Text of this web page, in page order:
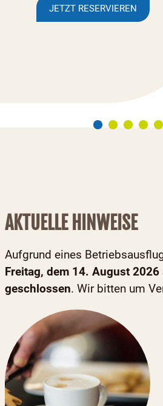
JETZT RESERVIEREN
AKTUELLE HINWEISE
Aufgrund eines
Freitag, dem 14. August 2026
geschlossen. Wir bitten um